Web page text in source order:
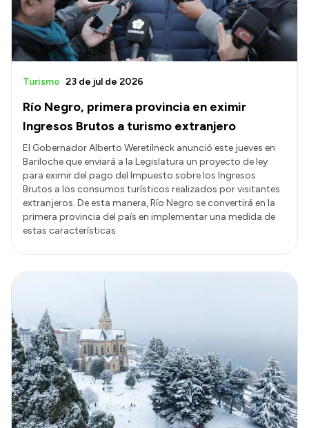
Río Negro, primera provincia en eximir
Ingresos Brutos a turismo extranjero
Turismo 23 de jul de 2026
El Gobernador Alberto Weretilneck anunció este jueves en
Bariloche que enviará a la Legislatura un proyecto de ley
para eximir del pago del Impuesto sobre los Ingresos
Brutos a los consumos turísticos realizados por visitantes
extranjeros. De esta manera, Río Negro se convertirá en la
primera provincia del país en implementar una medida de
estas características.